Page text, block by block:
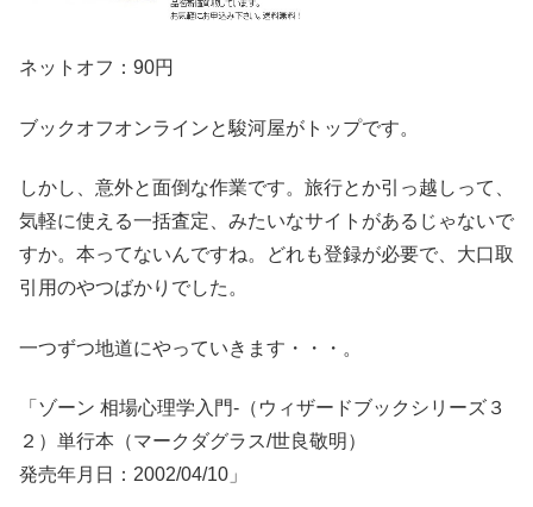
ネットオフ：90円
ブックオフオンラインと駿河屋がトップです。
しかし、意外と面倒な作業です。旅行とか引っ越しって、
気軽に使える一括査定、みたいなサイトがあるじゃないで
すか。本ってないんですね。どれも登録が必要で、大口取
引用のやつばかりでした。
一つずつ地道にやっていきます・・・。
「ゾーン 相場心理学入門-（ウィザードブックシリーズ３
２）単行本（マークダグラス/世良敬明）
発売年月日：2002/04/10」